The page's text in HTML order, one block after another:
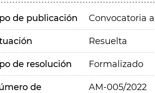
de publicación Convocatoria
Resuelta
de resolución Formalizado
de
AM-005/2022